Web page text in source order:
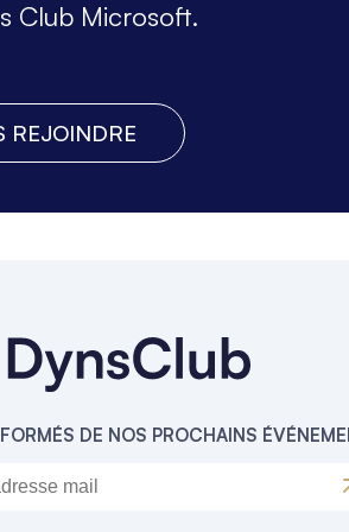
Club Microsoft.
REJOINDRE
DE NOS PROCHAINS